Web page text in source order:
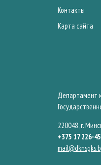
Контакты
Карта сайта
Департамент
220048, г.
+375 17 226-